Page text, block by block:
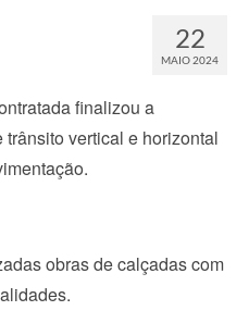
22
MAIO 2024
finalizou a
vertical e horizontal
obras de calçadas com